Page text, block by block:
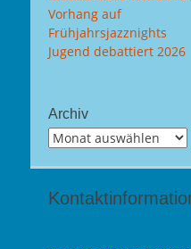
Vorhang auf
Frühjahrsjazznights
Jugend debattiert 2026
Archiv
Archiv